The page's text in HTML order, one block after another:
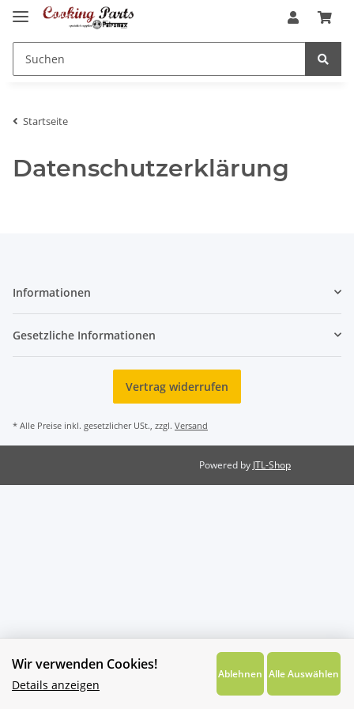
Startseite
Datenschutzerklärung
Informationen
Gesetzliche Informationen
Vertrag widerrufen
* Alle Preise inkl. gesetzlicher USt., zzgl. Versand
Powered by JTL-Shop
Wir verwenden Cookies!
Details anzeigen
Ablehnen Alle Auswählen